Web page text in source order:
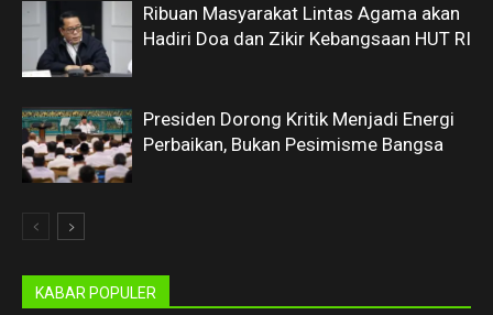
Ribuan Masyarakat Lintas Agama akan
Hadiri Doa dan Zikir Kebangsaan HUT RI
Presiden Dorong Kritik Menjadi Energi
Perbaikan, Bukan Pesimisme Bangsa
KABAR POPULER